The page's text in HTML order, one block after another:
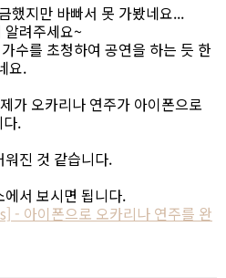
했지만 바빠서 못 가봤네요...
려주세요~
수를 초청하여 공연을 하는 듯 한
요.
가 오카리나 연주가 아이폰으로
.
진 것 같습니다.
서 보시면 됩니다.
아이폰으로 오카리나 연주를 완